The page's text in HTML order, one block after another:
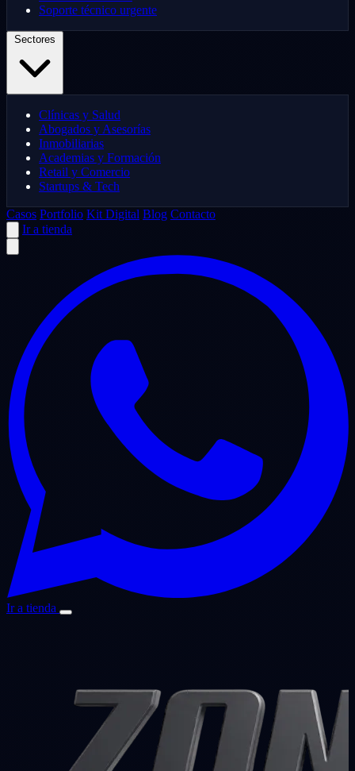
Soporte técnico urgente
Clínicas y Salud
Abogados y Asesorías
Inmobiliarias
Academias y Formación
Retail y Comercio
Startups & Tech
Casos Portfolio Kit Digital Blog Contacto
Ir a tienda
Ir a tienda